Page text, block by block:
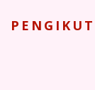
PENGIKUT